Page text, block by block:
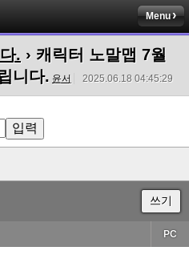
Menu
. › 캐릭터 노말맵 7월
니다. 윤서 2025.06.18 04:45:29
쓰기
PC